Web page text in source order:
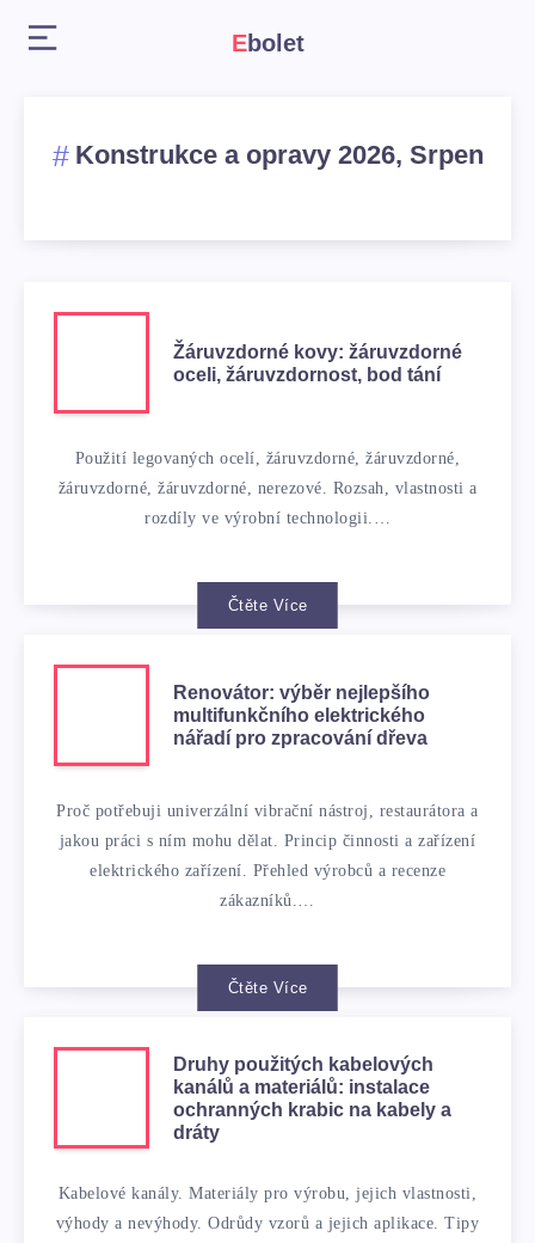
Ebolet
Konstrukce a opravy 2026, Srpen
Žáruvzdorné kovy: žáruvzdorné
oceli, žáruvzdornost, bod tání
Použití legovaných ocelí, žáruvzdorné, žáruvzdorné,
žáruvzdorné, žáruvzdorné, nerezové. Rozsah, vlastnosti a
rozdíly ve výrobní technologii.…
Čtěte Více
Renovátor: výběr nejlepšího
multifunkčního elektrického
nářadí pro zpracování dřeva
Proč potřebuji univerzální vibrační nástroj, restaurátora a
jakou práci s ním mohu dělat. Princip činnosti a zařízení
elektrického zařízení. Přehled výrobců a recenze
zákazníků.…
Čtěte Více
Druhy použitých kabelových
kanálů a materiálů: instalace
ochranných krabic na kabely a
dráty
Kabelové kanály. Materiály pro výrobu, jejich vlastnosti,
výhody a nevýhody. Odrůdy vzorů a jejich aplikace. Tipy